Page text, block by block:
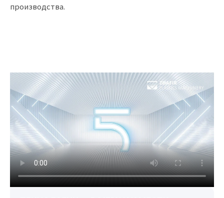
производства.